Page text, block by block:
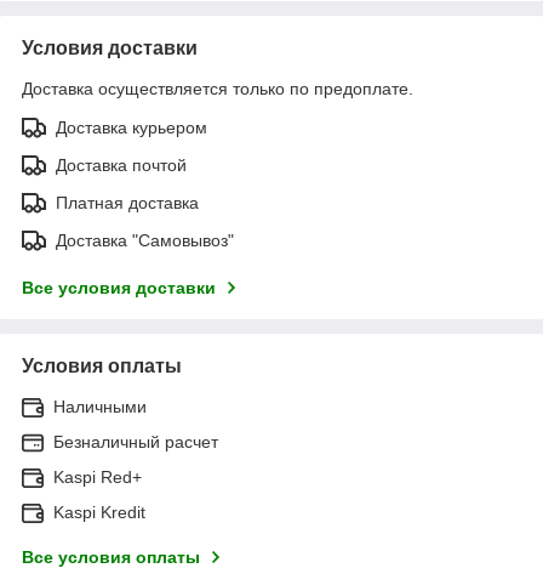
Условия доставки
Доставка осуществляется только по предоплате.
Доставка курьером
Доставка почтой
Платная доставка
Доставка "Самовывоз"
Все условия доставки
Условия оплаты
Наличными
Безналичный расчет
Kaspi Red+
Kaspi Kredit
Все условия оплаты